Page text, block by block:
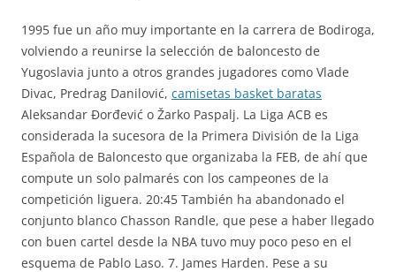
1995 fue un año muy importante en la carrera de Bodiroga,
volviendo a reunirse la selección de baloncesto de
Yugoslavia junto a otros grandes jugadores como Vlade
Divac, Predrag Danilović, camisetas basket baratas
Aleksandar Đorđević o Žarko Paspalj. La Liga ACB es
considerada la sucesora de la Primera División de la Liga
Española de Baloncesto que organizaba la FEB, de ahí que
compute un solo palmarés con los campeones de la
competición liguera. 20:45 También ha abandonado el
conjunto blanco Chasson Randle, que pese a haber llegado
con buen cartel desde la NBA tuvo muy poco peso en el
esquema de Pablo Laso. 7. James Harden. Pese a su